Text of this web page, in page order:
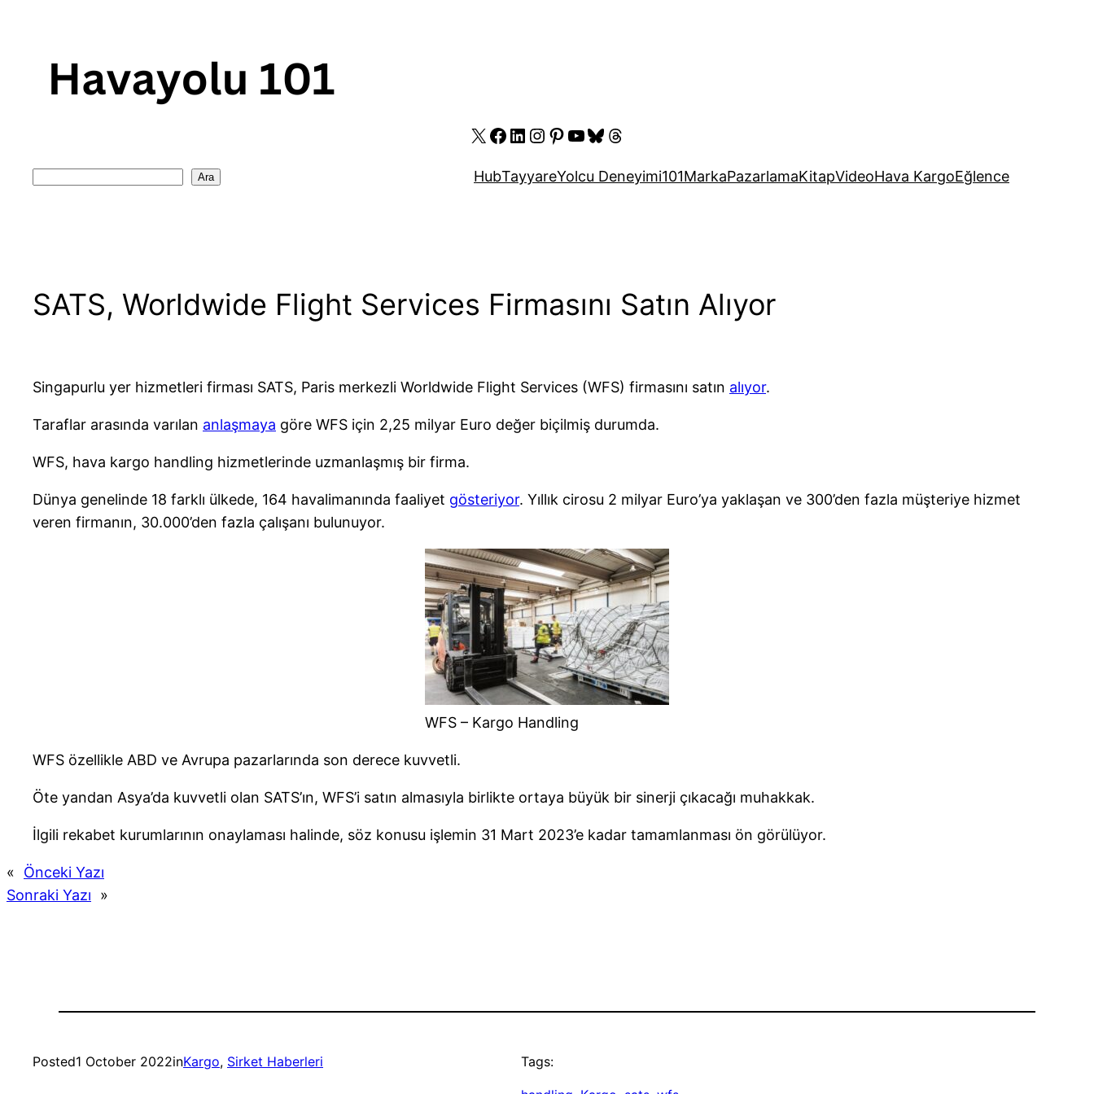
content
X Facebook
LinkedIn
Instagram
Pinterest
YouTube
Bluesky
Threads
Ara HubTayyareYolcu Deneyimi101MarkaPazarlamaKitapVideoHava KargoEğlence
SATS, Worldwide Flight Services Firmasını Satın Alıyor
Singapurlu yer hizmetleri firması SATS, Paris merkezli Worldwide Flight Services (WFS) firmasını satın alıyor.
Taraflar arasında varılan anlaşmaya göre WFS için 2,25 milyar Euro değer biçilmiş durumda.
WFS, hava kargo handling hizmetlerinde uzmanlaşmış bir firma.
Dünya genelinde 18 farklı ülkede, 164 havalimanında faaliyet gösteriyor. Yıllık cirosu 2 milyar Euro’ya yaklaşan ve 300’den fazla müşteriye hizmet
veren firmanın, 30.000’den fazla çalışanı bulunuyor.
WFS – Kargo Handling
WFS özellikle ABD ve Avrupa pazarlarında son derece kuvvetli.
Öte yandan Asya’da kuvvetli olan SATS’ın, WFS’i satın almasıyla birlikte ortaya büyük bir sinerji çıkacağı muhakkak.
İlgili rekabet kurumlarının onaylaması halinde, söz konusu işlemin 31 Mart 2023’e kadar tamamlanması ön görülüyor.
«
Önceki Yazı
Sonraki Yazı
»
Posted1 October 2022inKargo, Sirket Haberleri Tags: